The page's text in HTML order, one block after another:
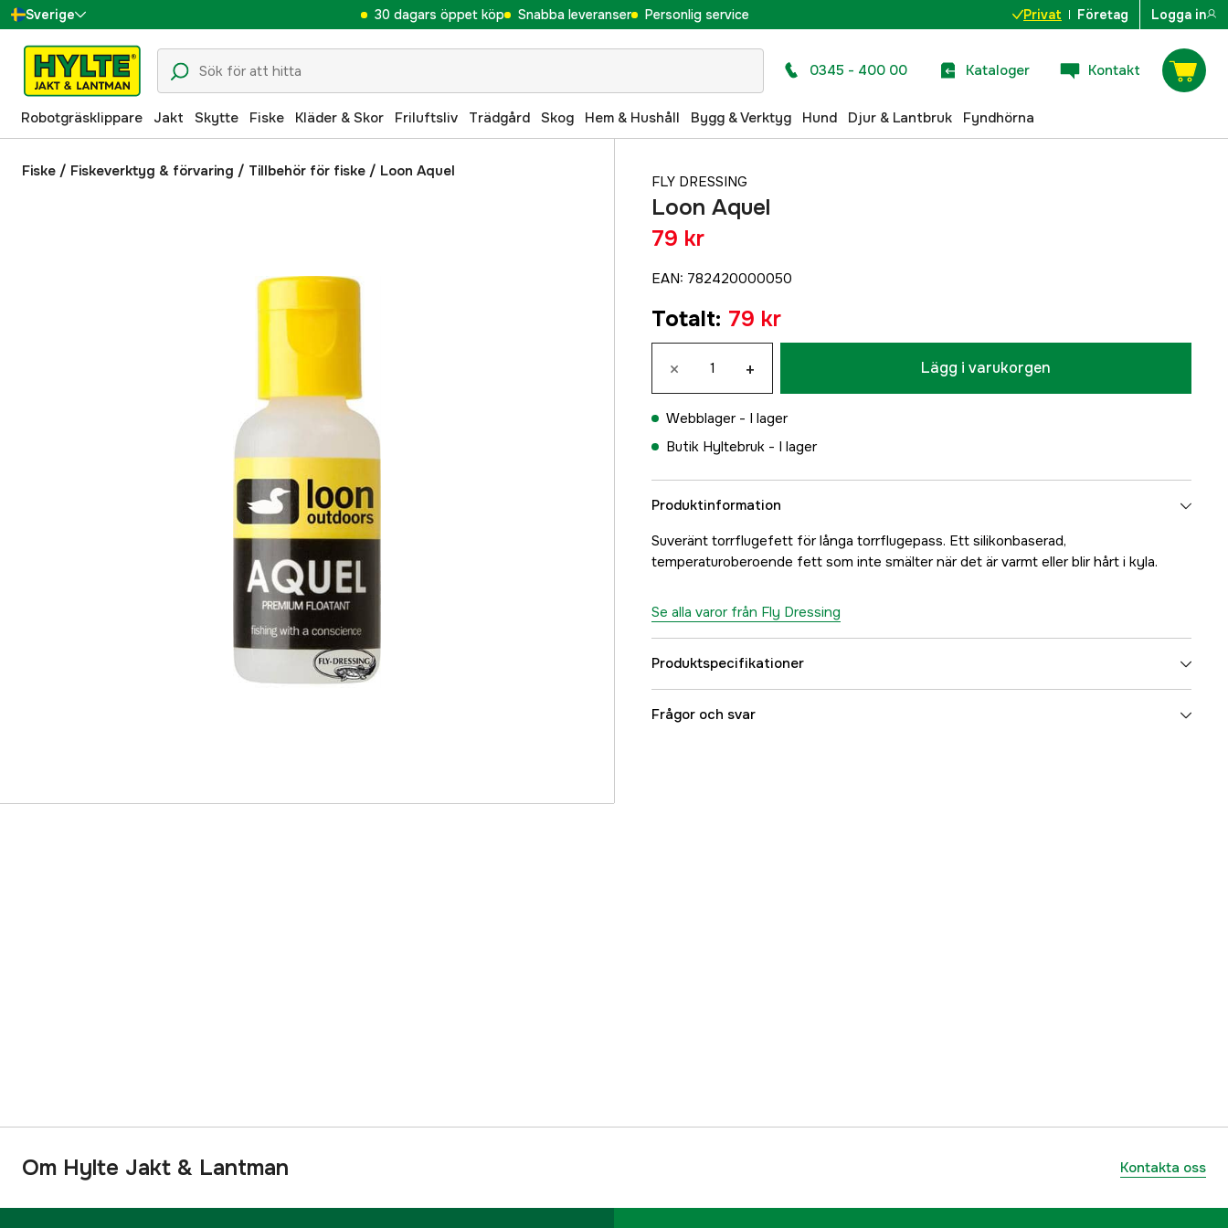
Sverige
Danmark
Suomi
Norge
Deutschland
30 dagars öppet köp Snabba leveranser Personlig service Privat Företag Logga in
0345 - 400 00 Kataloger Kontakt
Robotgräsklippare Jakt Skytte Fiske Kläder & Skor Friluftsliv Trädgård Skog Hem & Hushåll Bygg & Verktyg Hund Djur & Lantbruk Fyndhörna
Fiske / Fiskeverktyg & förvaring / Tillbehör för fiske / Loon Aquel
FLY DRESSING
Loon Aquel
79 kr
EAN: 782420000050
Totalt: 79 kr
× + Lägg i varukorgen
Webblager - I lager
Butik Hyltebruk - I lager
Produktinformation
Suveränt torrflugefett för långa torrflugepass. Ett silikonbaserad,
temperaturoberoende fett som inte smälter när det är varmt eller blir hårt i kyla.
Se alla varor från Fly Dressing
Produktspecifikationer
Referensnummer
Frågor och svar
Om Hylte Jakt & Lantman Kontakta oss